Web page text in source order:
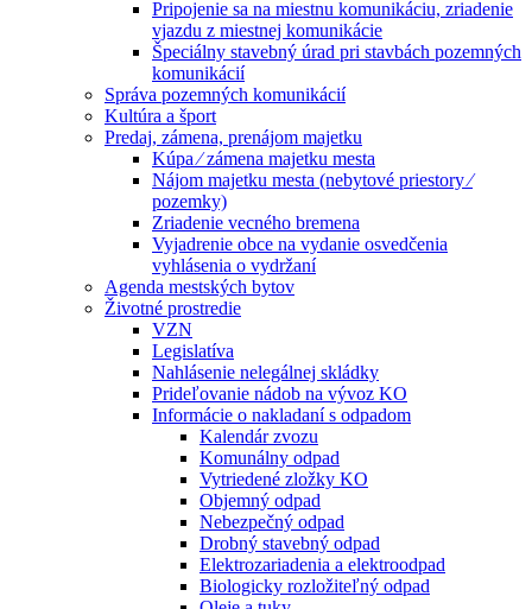
Pripojenie sa na miestnu komunikáciu, zriadenie
vjazdu z miestnej komunikácie
Špeciálny stavebný úrad pri stavbách pozemných
komunikácií
Správa pozemných komunikácií
Kultúra a šport
Predaj, zámena, prenájom majetku
Kúpa ⁄ zámena majetku mesta
Nájom majetku mesta (nebytové priestory ⁄
pozemky)
Zriadenie vecného bremena
Vyjadrenie obce na vydanie osvedčenia
vyhlásenia o vydržaní
Agenda mestských bytov
Životné prostredie
VZN
Legislatíva
Nahlásenie nelegálnej skládky
Prideľovanie nádob na vývoz KO
Informácie o nakladaní s odpadom
Kalendár zvozu
Komunálny odpad
Vytriedené zložky KO
Objemný odpad
Nebezpečný odpad
Drobný stavebný odpad
Elektrozariadenia a elektroodpad
Biologicky rozložiteľný odpad